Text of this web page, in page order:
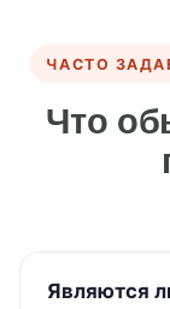
ЧАСТО
Что
Являются